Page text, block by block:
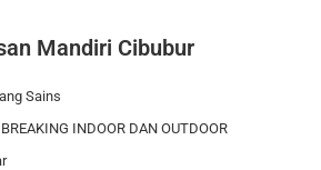
Mandiri Cibubur
Sains
INDOOR DAN OUTDOOR